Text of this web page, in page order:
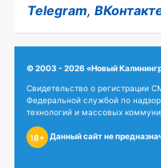
Telegram,
© 2003 - 2026 «Новый
Свидетельство о
Федеральной службой по
технологий и массовых
18+ Данный сайт не